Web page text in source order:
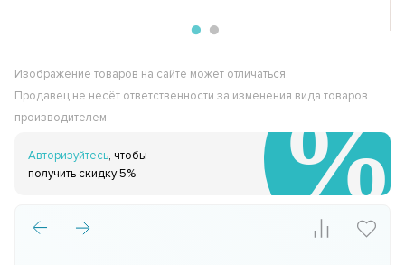
Изображение товаров на сайте может отличаться.
Продавец не несёт ответственности за изменения вида товаров
производителем.
Авторизуйтесь, чтобы
получить скидку 5%